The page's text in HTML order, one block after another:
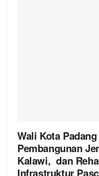
Wali Kota
Pembangunan
Kalawi, dan
Infrastruktur